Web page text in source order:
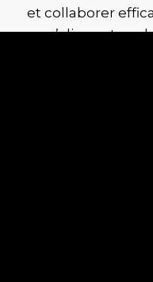
et collaborer
en s’alignant sur